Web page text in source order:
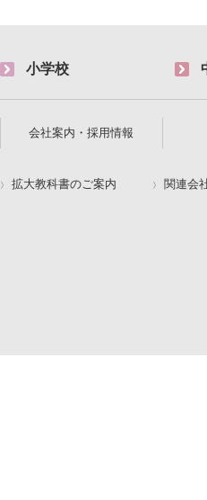
小学校
会社案内・採用情報
拡大教科書のご案内 関連会